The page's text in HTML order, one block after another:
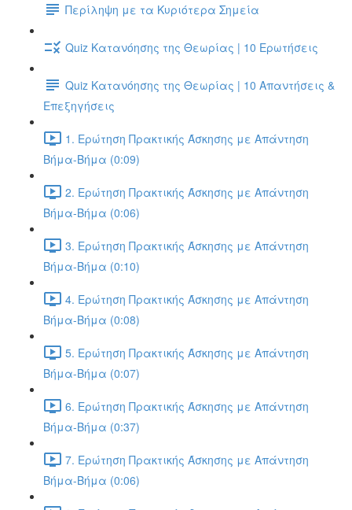
Περίληψη με τα Κυριότερα Σημεία
Quiz Κατανόησης της Θεωρίας | 10 Ερωτήσεις
Quiz Κατανόησης της Θεωρίας | 10 Απαντήσεις &
Επεξηγήσεις
1. Ερώτηση Πρακτικής Άσκησης με Απάντηση
Βήμα-Βήμα (0:09)
2. Ερώτηση Πρακτικής Άσκησης με Απάντηση
Βήμα-Βήμα (0:06)
3. Ερώτηση Πρακτικής Άσκησης με Απάντηση
Βήμα-Βήμα (0:10)
4. Ερώτηση Πρακτικής Άσκησης με Απάντηση
Βήμα-Βήμα (0:08)
5. Ερώτηση Πρακτικής Άσκησης με Απάντηση
Βήμα-Βήμα (0:07)
6. Ερώτηση Πρακτικής Άσκησης με Απάντηση
Βήμα-Βήμα (0:37)
7. Ερώτηση Πρακτικής Άσκησης με Απάντηση
Βήμα-Βήμα (0:06)